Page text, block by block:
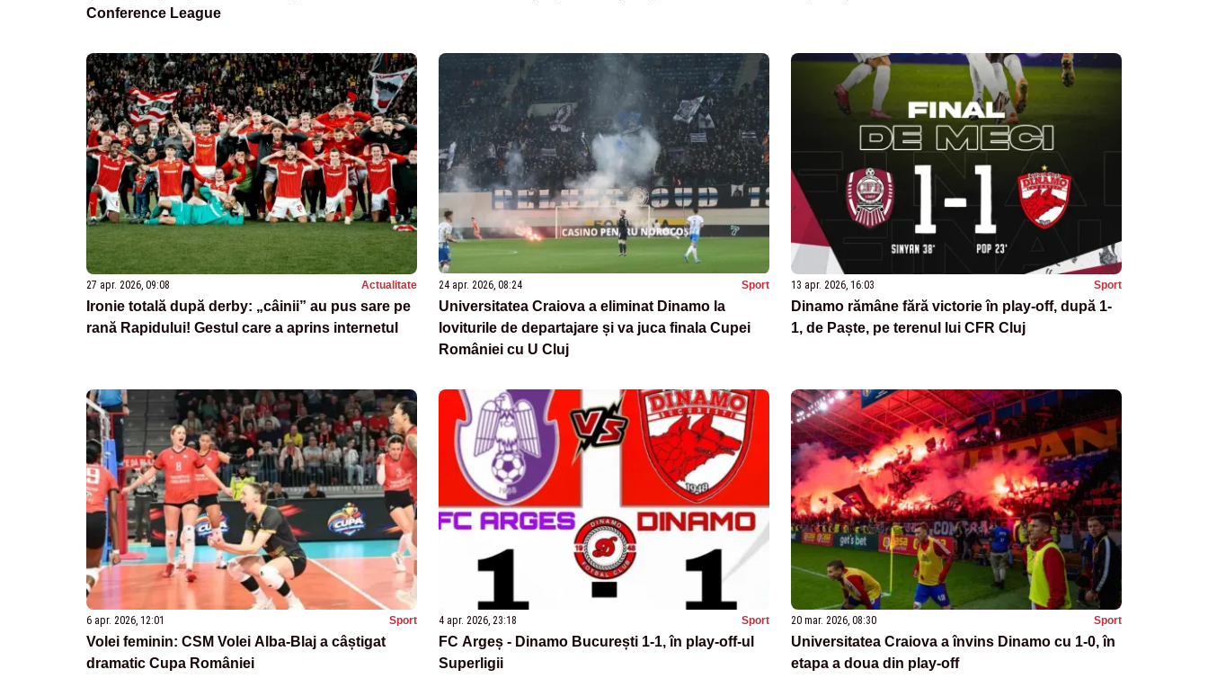
Conference League
27 apr. 2026, 09:08 Actualitate
Ironie totală după derby: „câinii” au pus sare pe
rană Rapidului! Gestul care a aprins internetul
24 apr. 2026, 08:24 Sport
Universitatea Craiova a eliminat Dinamo la
loviturile de departajare și va juca finala Cupei
României cu U Cluj
13 apr. 2026, 16:03 Sport
Dinamo rămâne fără victorie în play-off, după 1-
1, de Paște, pe terenul lui CFR Cluj
6 apr. 2026, 12:01 Sport
Volei feminin: CSM Volei Alba-Blaj a câștigat
dramatic Cupa României
4 apr. 2026, 23:18 Sport
FC Argeș - Dinamo București 1-1, în play-off-ul
Superligii
20 mar. 2026, 08:30 Sport
Universitatea Craiova a învins Dinamo cu 1-0, în
etapa a doua din play-off